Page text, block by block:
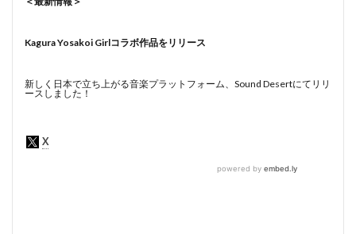
Kagura Yosakoi Girlコラボ作品をリリース
新しく日本で立ち上がる音楽プラットフォーム、Sound Desertにてリリ
ースしました！